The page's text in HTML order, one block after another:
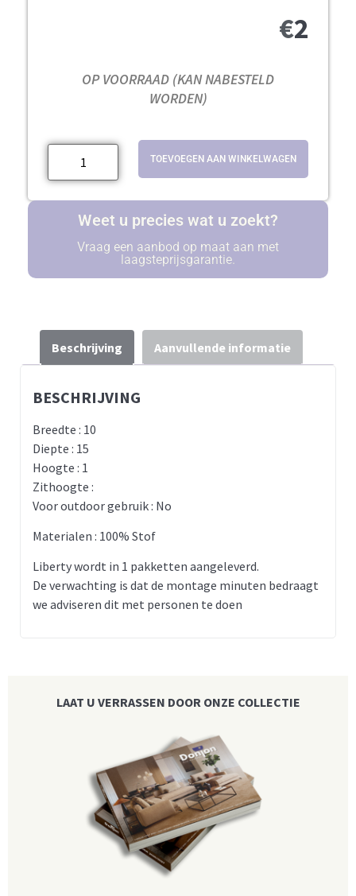
€2
OP VOORRAAD (KAN NABESTELD
WORDEN)
TOEVOEGEN AAN WINKELWAGEN
Weet u precies wat u zoekt?
Vraag een aanbod op maat aan met
laagsteprijsgarantie.
Beschrijving Aanvullende informatie
BESCHRIJVING
Breedte : 10
Diepte : 15
Hoogte : 1
Zithoogte :
Voor outdoor gebruik : No
Materialen : 100% Stof
Liberty wordt in 1 pakketten aangeleverd.
De verwachting is dat de montage minuten bedraagt
we adviseren dit met personen te doen
LAAT U VERRASSEN DOOR ONZE COLLECTIE